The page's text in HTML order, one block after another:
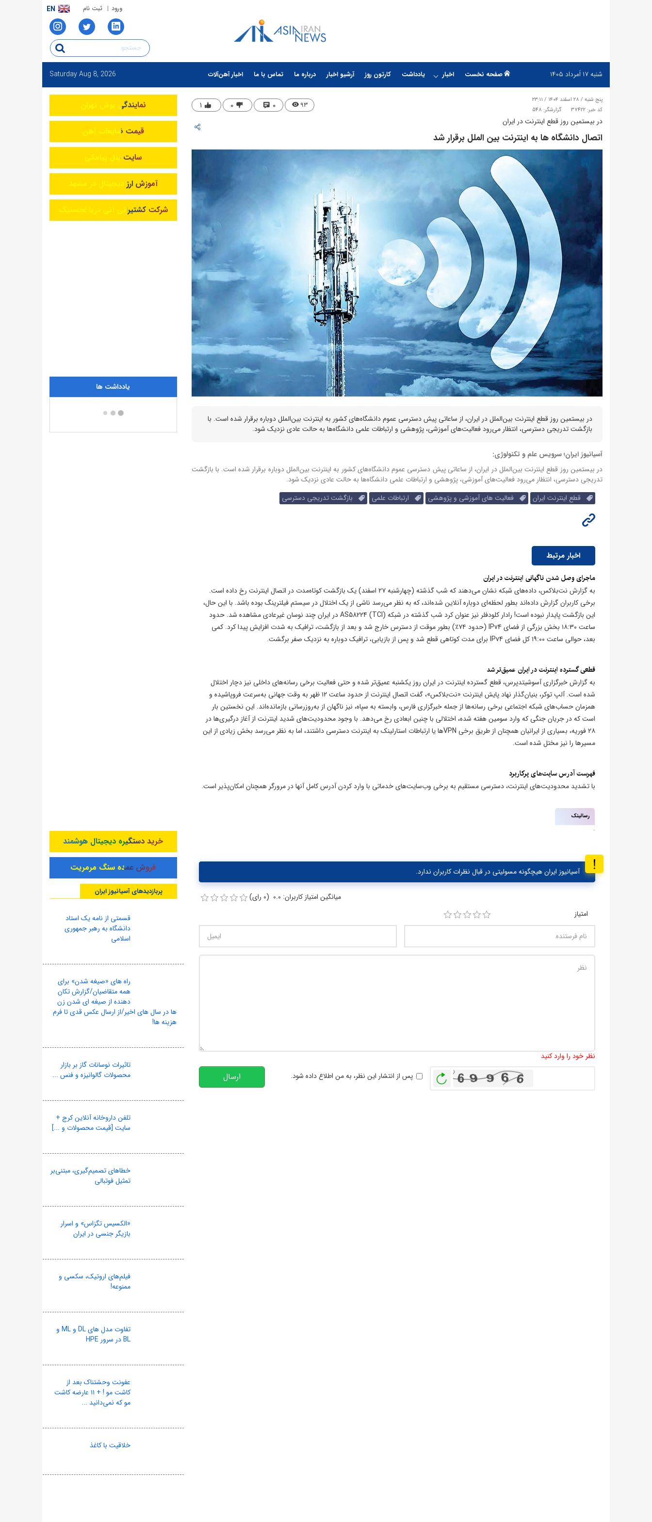
ورود ثبت نام EN
شنبه ۱۷ اَمرداد ۱۴۰۵ صفحه نخست اخبار یادداشت کارتون روز آرشیو اخبار درباره ما تماس با ما اخبار آهن‌آلات SaturdayAug 8, 2026
پنج شنبه / ۲۸ اسفند ۱۴۰۴ / ۲۳:۱۱
کد خبر: 37422
گزارشگر: 548 ۹۳ ۰ ۰ ۱
در بیستمین روز قطع اینترنت در ایران
​اتصال دانشگاه ها به اینترنت بین الملل برقرار شد
در بیستمین روز قطع اینترنت بین‌الملل در ایران، از ساعاتی پیش دسترسی عموم دانشگاه‌های کشور به اینترنت بین‌الملل دوباره برقرار شده است. با
بازگشت تدریجی دسترسی، انتظار می‌رود فعالیت‌های آموزشی، پژوهشی و ارتباطات علمی دانشگاه‌ها به حالت عادی نزدیک شود.
آسیانیوز ایران؛ سرویس علم و تکنولوژی:
در بیستمین روز قطع اینترنت بین‌الملل در ایران، از ساعاتی پیش دسترسی عموم دانشگاه‌های کشور به اینترنت بین‌الملل دوباره برقرار شده است. با بازگشت
تدریجی دسترسی، انتظار می‌رود فعالیت‌های آموزشی، پژوهشی و ارتباطات علمی دانشگاه‌ها به حالت عادی نزدیک شود.
قطع اینترنت ایران
فعالیت های آموزشی و پژوهشی ارتباطات علمی بازگشت تدریجی دسترسی
اخبار مرتبط
ماجرای وصل شدن ناگهانی اینترنت در ایران
به گزارش نت‌بلاکس، داده‌های شبکه نشان می‌دهند که شب گذشته (چهارشنبه ۲۷ اسفند) یک بازگشت کوتاه‌مدت در اتصال اینترنت رخ داده است.
برخی کاربران گزارش داده‌اند بطور لحظه‌ای دوباره آنلاین شده‌اند، که به نظر می‌رسد ناشی از یک اختلال در سیستم فیلترینگ بوده باشد. با این حال،
این بازگشت پایدار نبوده است! رادار کلودفلر نیز عنوان کرد شب گذشته در شبکه AS58224 (TCI) در ایران چند نوسان غیرعادی مشاهده شد. حدود
ساعت ۱۸:۳۰ بخش بزرگی از فضای IPv4 (حدود ۷۴٪) بطور موقت از دسترس خارج شد و بعد از بازگشت، ترافیک به ‌شدت افزایش پیدا کرد. کمی
بعد، حوالی ساعت ۱۹:۰۰ کل فضای IPv4 برای مدت کوتاهی قطع شد و پس از بازیابی، ترافیک دوباره به نزدیک صفر برگشت.
قطعی گسترده اینترنت در ایران عمیق‌تر شد
به گزارش خبرگزاری آسوشیتدپرس، قطع گسترده اینترنت در ایران روز یکشنبه عمیق‌تر شده و حتی فعالیت برخی رسانه‌های داخلی نیز دچار اختلال
شده است. آلپ توکر، بنیان‌گذار نهاد پایش اینترنت «نت‌بلاکس»، گفت اتصال اینترنت از حدود ساعت ۱۲ ظهر به وقت جهانی به‌سرعت فروپاشیده و
همزمان حساب‌های شبکه اجتماعی برخی رسانه‌ها از جمله خبرگزاری فارس، وابسته به سپاه، نیز ناگهان از به‌روزرسانی بازمانده‌اند. این نخستین بار
است که در جریان جنگی که وارد سومین هفته شده، اختلالی با چنین ابعادی رخ می‌دهد. با وجود محدودیت‌های شدید اینترنت از آغاز درگیری‌ها در
۲۸ فوریه، بسیاری از ایرانیان همچنان از طریق برخی VPNها یا ارتباطات استارلینک به اینترنت دسترسی داشتند، اما به نظر می‌رسد بخش زیادی از این
مسیرها را نیز مختل شده است.
فهرست آدرس سایت‌های پرکاربرد
با تشدید محدودیت‌های اینترنت، دسترسی مستقیم به برخی وب‌سایت‌های خدماتی با وارد کردن آدرس کامل آنها در مرورگر همچنان امکان‌پذیر است.
رسالینک
آسیانیوز ایران هیچگونه مسولیتی در قبال نظرات کاربران ندارد.
میانگین امتیاز کاربران: 0.0 (0 رای)
امتیاز
نظر خود را وارد کنید
بازخوانیپس از انتشار این نظر، به من اطلاع داده شود. ارسال
نمایندگی بوش تهران
قیمت ضایعات آهن
سایت پنل پیامکی
آموزش ارز دیجیتال در مشهد
شرکت کشتیرانی آنی دریا لجستیک
یادداشت ها
خرید دستگیره دیجیتال هوشمند
فروش عمده سنگ مرمریت
پربازدیدهای آسیانیوز ایران
قسمتی از نامه یک استاد
دانشگاه به رهبر جمهوری
اسلامی
راه های «صیغه شدن» برای
همه متقاضیان/گزارش تکان
دهنده از صیغه ای شدن زن
ها در سال های اخیر/از ارسال عکس قدی تا فرم
هزینه ها!
تاثیرات نوسانات گاز بر بازار
محصولات گالوانیزه و فنس ...
تلفن داروخانه آنلاین کرج +
سایت [قیمت محصولات و ...]
خطاهای تصمیم‌گیری، مبتنی‌بر
تمثیل فوتبالی
«الکسیس تگزاس» و اسرار
بازیگر جنسی در ایران
فیلم‌های اروتیک، سکسی و
ممنوعه!
تفاوت مدل های DL و ML و
BL در سرور HPE
عفونت وحشتناک بعد از
کاشت مو ! + ۱۱ عارضه کاشت
مو که نمی‌دانید ...
خلاقیت با کاغذ